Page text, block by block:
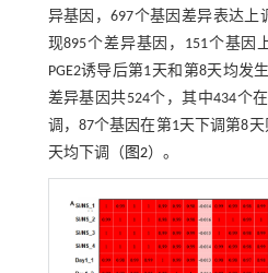
异基因，697个基因差异表达上
现895个差异基因，151个基因
PGE2诱导后第1天和第8天均发
差异基因共524个，其中434个
调，87个基因在第1天下调第8
天均下调（ 图2）。